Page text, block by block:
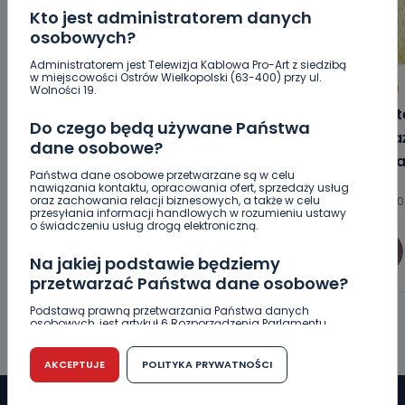
Kto jest administratorem danych
osobowych?
Administratorem jest Telewizja Kablowa Pro-Art z siedzibą
w miejscowości Ostrów Wielkopolski (63-400) przy ul.
Wolności 19.
Do czego będą używane Państwa
dane osobowe?
Państwa dane osobowe przetwarzane są w celu
nawiązania kontaktu, opracowania ofert, sprzedaży usług
oraz zachowania relacji biznesowych, a także w celu
przesyłania informacji handlowych w rozumieniu ustawy
o świadczeniu usług drogą elektroniczną.
Na jakiej podstawie będziemy
przetwarzać Państwa dane osobowe?
Podstawą prawną przetwarzania Państwa danych
osobowych, jest artykuł 6 Rozporządzenia Parlamentu
r. w sprawie ochrony osób fizycznych w związku z
przetwarzaniem danych osobowych w sprawie
swobodnego przepływu takich danych oraz uchylenia
dyrektywy 95/46/WE (RODO).
AKCEPTUJE POLITYKA PRYWATNOŚCI
HOT REGION
w Bobrownikach
10.08.2026 11:59
REGION
16-